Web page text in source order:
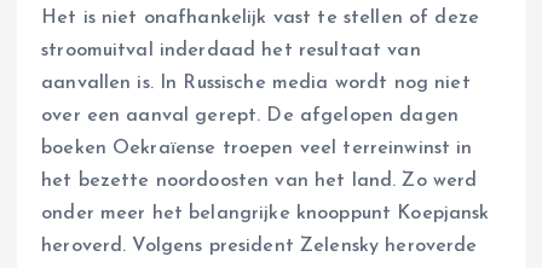
Het is niet onafhankelijk vast te stellen of deze
stroomuitval inderdaad het resultaat van
aanvallen is. In Russische media wordt nog niet
over een aanval gerept. De afgelopen dagen
boeken Oekraïense troepen veel terreinwinst in
het bezette noordoosten van het land. Zo werd
onder meer het belangrijke knooppunt Koepjansk
heroverd. Volgens president Zelensky heroverde